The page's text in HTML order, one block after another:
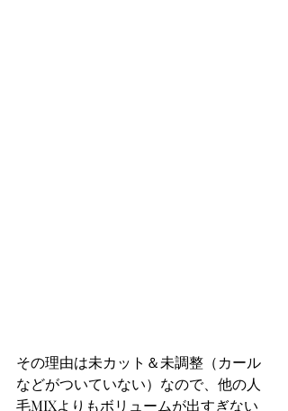
その理由は未カット＆未調整（カール
などがついていない）なので、他の人
毛MIXよりもボリュームが出すぎない